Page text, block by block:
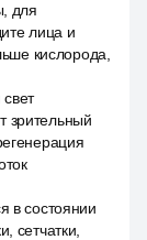
для
лица и
кислорода,
зрительный
в состоянии
сетчатки,